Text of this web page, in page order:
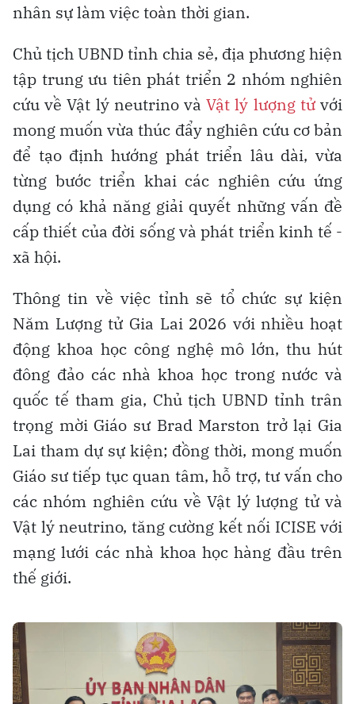
nhân sự làm việc toàn thời gian.
Chủ tịch UBND tỉnh chia sẻ, địa phương hiện
tập trung ưu tiên phát triển 2 nhóm nghiên
cứu về Vật lý neutrino vàVật lý lượng tửvới
mong muốn vừa thúc đẩy nghiên cứu cơ bản
để tạo định hướng phát triển lâu dài, vừa
từng bước triển khai các nghiên cứu ứng
dụng có khả năng giải quyết những vấn đề
cấp thiết của đời sống và phát triển kinh tế -
xã hội.
Thông tin về việc tỉnh sẽ tổ chức sự kiện
Năm Lượng tử Gia Lai 2026 với nhiều hoạt
động khoa học công nghệ mô lớn, thu hút
đông đảo các nhà khoa học trong nước và
quốc tế tham gia, Chủ tịch UBND tỉnh trân
trọng mời Giáo sư Brad Marston trở lại Gia
Lai tham dự sự kiện; đồng thời, mong muốn
Giáo sư tiếp tục quan tâm, hỗ trợ, tư vấn cho
các nhóm nghiên cứu về Vật lý lượng tử và
Vật lý neutrino, tăng cường kết nối ICISE với
mạng lưới các nhà khoa học hàng đầu trên
thế giới.